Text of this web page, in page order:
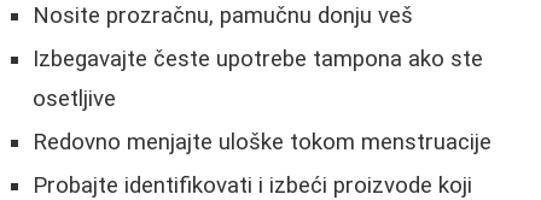
Nosite prozračnu, pamučnu donju veš
Izbegavajte česte upotrebe tampona ako ste
osetljive
Redovno menjajte uloške tokom menstruacije
Probajte identifikovati i izbeći proizvode koji